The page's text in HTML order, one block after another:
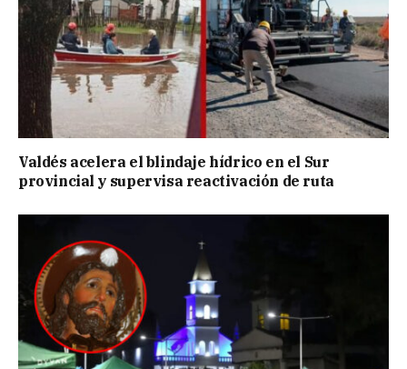
Valdés acelera el blindaje hídrico en el Sur
provincial y supervisa reactivación de ruta